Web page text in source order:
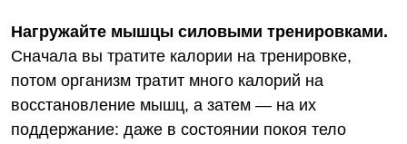
Нагружайте мышцы силовыми тренировками.
Сначала вы тратите калории на тренировке,
потом организм тратит много калорий на
восстановление мышц, а затем — на их
поддержание: даже в состоянии покоя тело